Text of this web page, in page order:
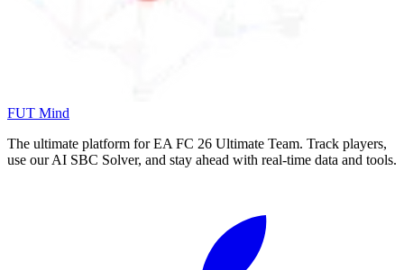
FUT Mind
The ultimate platform for EA FC 26 Ultimate Team. Track players,
use our AI SBC Solver, and stay ahead with real-time data and tools.